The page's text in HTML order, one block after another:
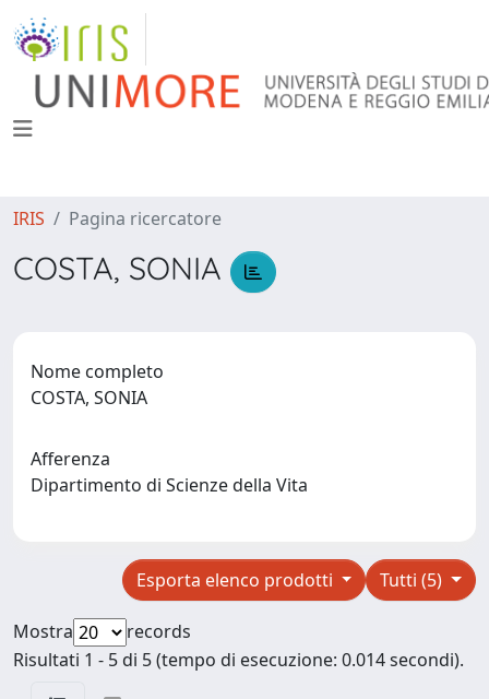
IRIS Pagina ricercatore
COSTA, SONIA
Nome completo
COSTA, SONIA
Afferenza
Dipartimento di Scienze della Vita
Tutti (5)
Esporta elenco prodotti
Mostra
records
Risultati 1 - 5 di 5 (tempo di esecuzione: 0.014 secondi).